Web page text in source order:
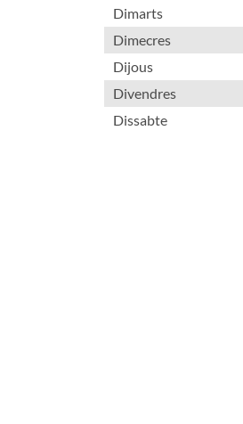
Dimarts
Dimecres
Dijous
Divendres
Dissabte